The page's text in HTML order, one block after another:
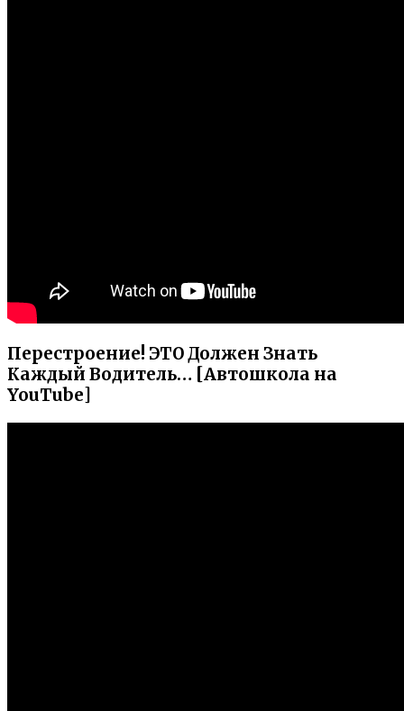
Перестроение! ЭТО Должен Знать
Каждый Водитель… [Автошкола на
YouTube]